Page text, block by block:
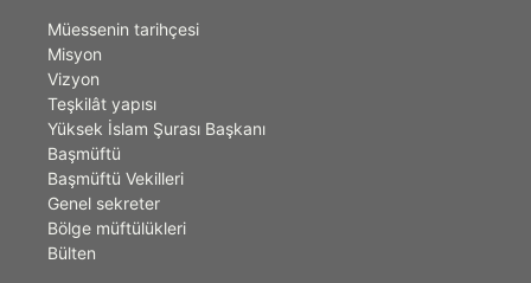
Müessenin tarihçesi
Misyon
Vizyon
Teşkilât yapısı
Yüksek İslam Şurası Başkanı
Başmüftü
Başmüftü Vekilleri
Genel sekreter
Bölge müftülükleri
Bülten